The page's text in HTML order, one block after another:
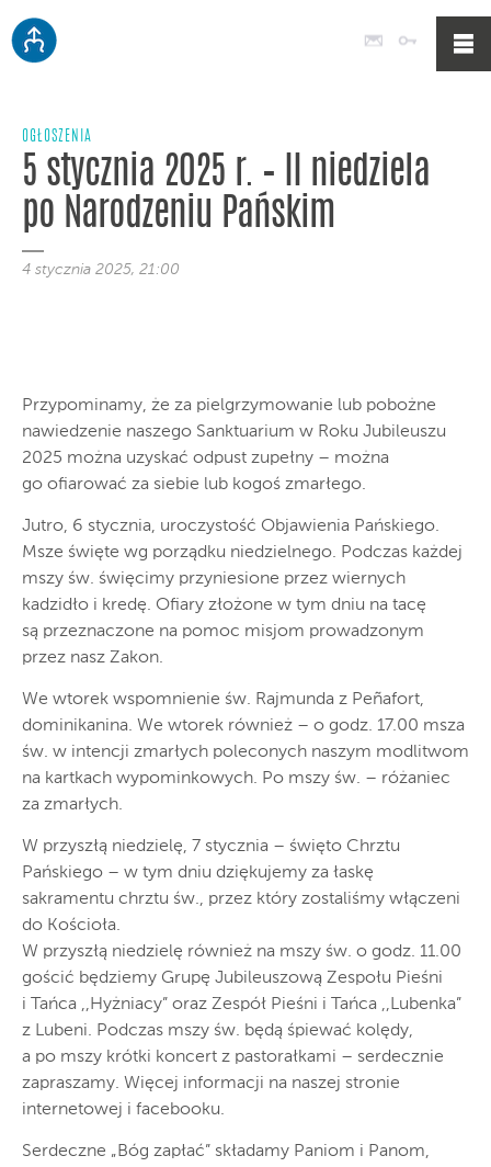
Poczta
OGŁOSZENIA
5 stycznia 2025 r. – II niedziela
po Narodzeniu Pańskim
4 stycznia 2025, 21:00
Przypominamy, że za pielgrzymowanie lub pobożne
nawiedzenie naszego Sanktuarium w Roku Jubileuszu
2025 można uzyskać odpust zupełny – można
go ofiarować za siebie lub kogoś zmarłego.
Jutro, 6 stycznia, uroczystość Objawienia Pańskiego.
Msze święte wg porządku niedzielnego. Podczas każdej
mszy św. święcimy przyniesione przez wiernych
kadzidło i kredę. Ofiary złożone w tym dniu na tacę
są przeznaczone na pomoc misjom prowadzonym
przez nasz Zakon.
We wtorek wspomnienie św. Rajmunda z Peñafort,
dominikanina. We wtorek również – o godz. 17.00 msza
św. w intencji zmarłych poleconych naszym modlitwom
na kartkach wypominkowych. Po mszy św. – różaniec
za zmarłych.
W przyszłą niedzielę, 7 stycznia – święto Chrztu
Pańskiego – w tym dniu dziękujemy za łaskę
sakramentu chrztu św., przez który zostaliśmy włączeni
do Kościoła.
W przyszłą niedzielę również na mszy św. o godz. 11.00
gościć będziemy Grupę Jubileuszową Zespołu Pieśni
i Tańca ,,Hyżniacy” oraz Zespół Pieśni i Tańca ,,Lubenka”
z Lubeni. Podczas mszy św. będą śpiewać kolędy,
a po mszy krótki koncert z pastorałkami – serdecznie
zapraszamy. Więcej informacji na naszej stronie
internetowej i facebooku.
Serdeczne „Bóg zapłać” składamy Paniom i Panom,